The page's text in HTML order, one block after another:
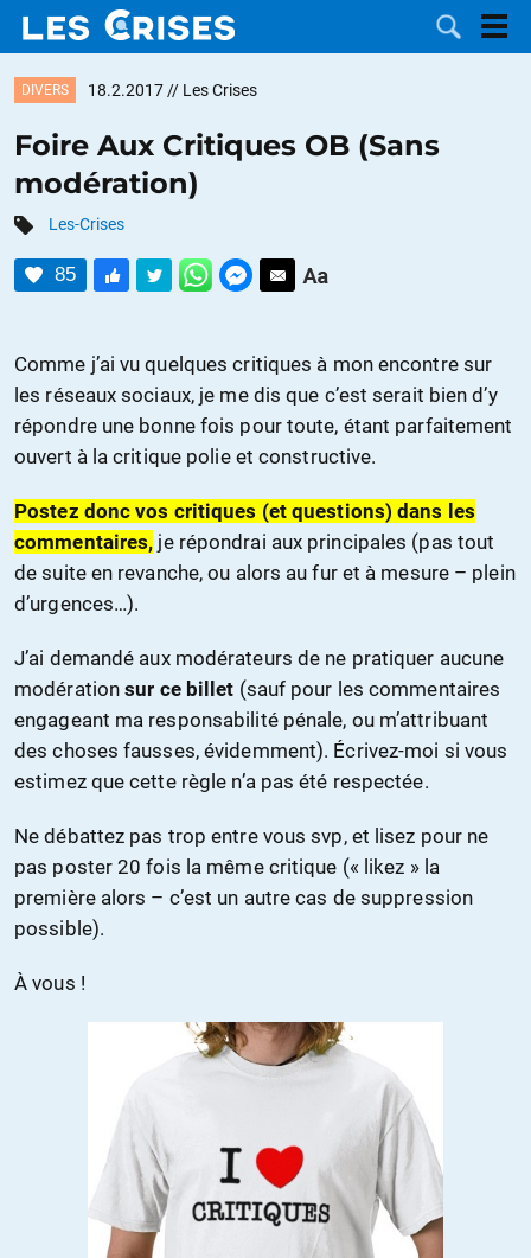
DOSSIERS
CATÉGORIES
NOUS
CONTACTER
FAIRE UN
DON
DIVERS 18.2.2017 // Les Crises
Foire Aux Critiques OB (Sans
modération)
Les-Crises
85
Comme j’ai vu quelques critiques à mon encontre sur
les réseaux sociaux, je me dis que c’est serait bien d’y
répondre une bonne fois pour toute, étant parfaitement
ouvert à la critique polie et constructive.
Postez donc vos critiques (et questions) dans les
commentaires, je répondrai aux principales (pas tout
de suite en revanche, ou alors au fur et à mesure – plein
d’urgences…).
J’ai demandé aux modérateurs de ne pratiquer aucune
modérationsur ce billet (sauf pour les commentaires
engageant ma responsabilité pénale, ou m’attribuant
des choses fausses, évidemment). Écrivez-moi si vous
estimez que cette règle n’a pas été respectée.
Ne débattez pas trop entre vous svp, et lisez pour ne
pas poster 20 fois la même critique (« likez » la
première alors – c’est un autre cas de suppression
possible).
À vous !